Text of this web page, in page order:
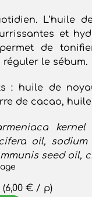
L’huile
et
de
réguler le sébum.
: huile de
de cacao,
oil, sodium
seed oil,
(6,00 € / p)